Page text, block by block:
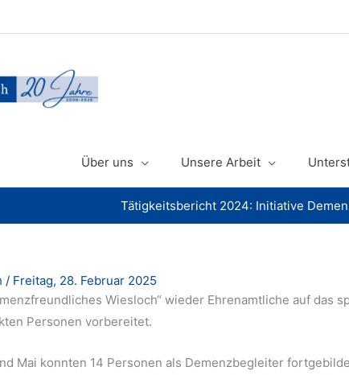
Über uns Unsere Arbeit
Tätigkeitsbericht 2024: Initiative
/ Freitag, 28. Februar 2025
Wiesloch“ wieder Ehrenamtliche auf das
Personen vorbereitet.
Mai konnten 14 Personen als Demenzbegleiter